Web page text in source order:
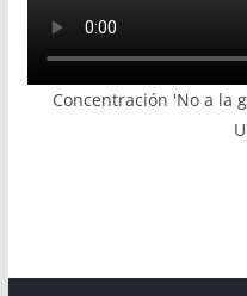
Concentración 'No a la